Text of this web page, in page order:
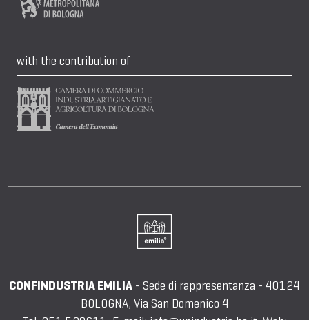
with the contribution of
CONFINDUSTRIA EMILIA - Sede di rappresentanza - 40124
BOLOGNA, Via San Domenico 4